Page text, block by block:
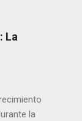
La
la